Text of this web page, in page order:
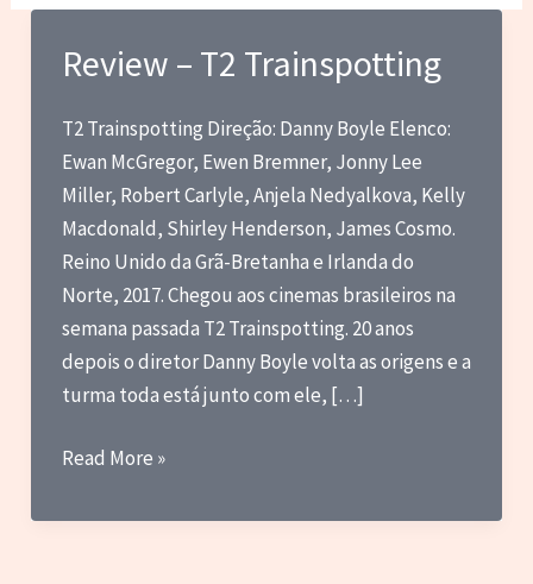
Review – T2 Trainspotting
T2 Trainspotting Direção: Danny Boyle Elenco:
Ewan McGregor, Ewen Bremner, Jonny Lee
Miller, Robert Carlyle, Anjela Nedyalkova, Kelly
Macdonald, Shirley Henderson, James Cosmo.
Reino Unido da Grã-Bretanha e Irlanda do
Norte, 2017. Chegou aos cinemas brasileiros na
semana passada T2 Trainspotting. 20 anos
depois o diretor Danny Boyle volta as origens e a
turma toda está junto com ele, […]
Review
T2
Read More »